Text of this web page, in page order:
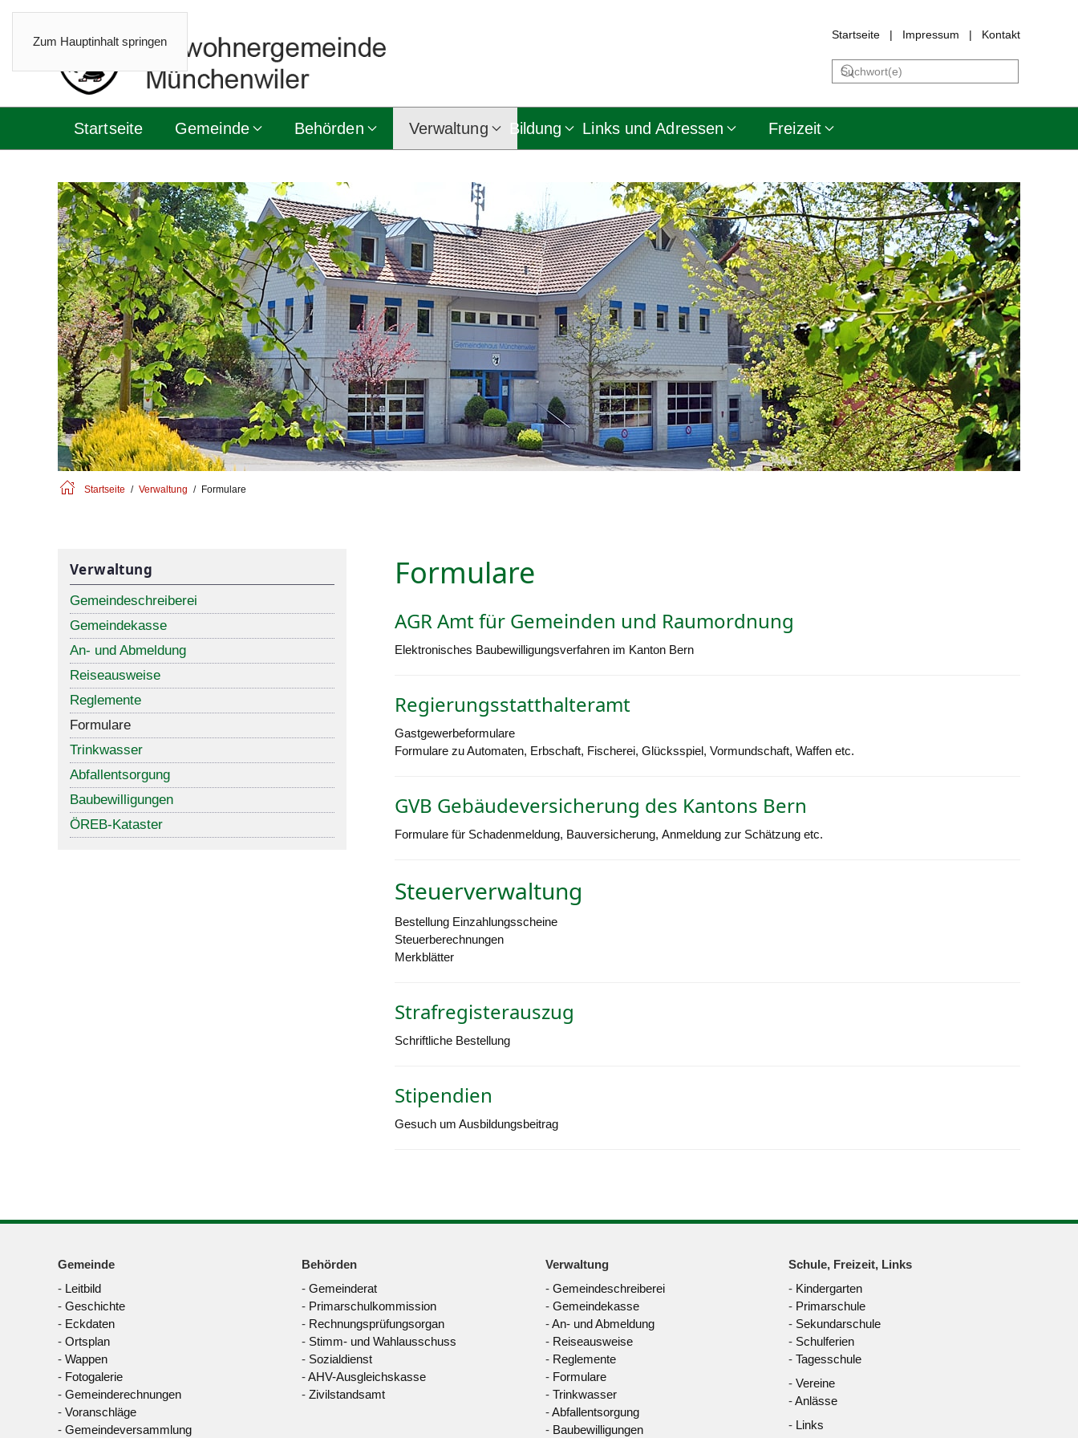
Zum Hauptinhalt springen Startseite | Impressum | Kontakt
Startseite Gemeinde Behörden Verwaltung Bildung Links und Adressen Freizeit
Startseite Verwaltung Formulare
Verwaltung
Gemeindeschreiberei
Gemeindekasse
An- und Abmeldung
Reiseausweise
Reglemente
Formulare
Trinkwasser
Abfallentsorgung
Baubewilligungen
ÖREB-Kataster
Formulare
AGR Amt für Gemeinden und Raumordnung
Elektronisches Baubewilligungsverfahren im Kanton Bern
Regierungsstatthalteramt
Gastgewerbeformulare
Formulare zu Automaten, Erbschaft, Fischerei, Glücksspiel, Vormundschaft, Waffen etc.
GVB Gebäudeversicherung des Kantons Bern
Formulare für Schadenmeldung, Bauversicherung, Anmeldung zur Schätzung etc.
Steuerverwaltung
Bestellung Einzahlungsscheine
Steuerberechnungen
Merkblätter
Strafregisterauszug
Schriftliche Bestellung
Stipendien
Gesuch um Ausbildungsbeitrag
Gemeinde
- Leitbild
- Geschichte
- Eckdaten
- Ortsplan
- Wappen
- Fotogalerie
- Gemeinderechnungen
- Voranschläge
- Gemeindeversammlung
Behörden
- Gemeinderat
- Primarschulkommission
- Rechnungsprüfungsorgan
- Stimm- und Wahlausschuss
- Sozialdienst
-AHV-Ausgleichskasse
- Zivilstandsamt
Verwaltung
- Gemeindeschreiberei
- Gemeindekasse
-An- und Abmeldung
- Reiseausweise
- Reglemente
- Formulare
- Trinkwasser
-Abfallentsorgung
- Baubewilligungen
Schule, Freizeit, Links
- Kindergarten
- Primarschule
- Sekundarschule
- Schulferien
-Tagesschule
-Vereine
-Anlässe
- Links